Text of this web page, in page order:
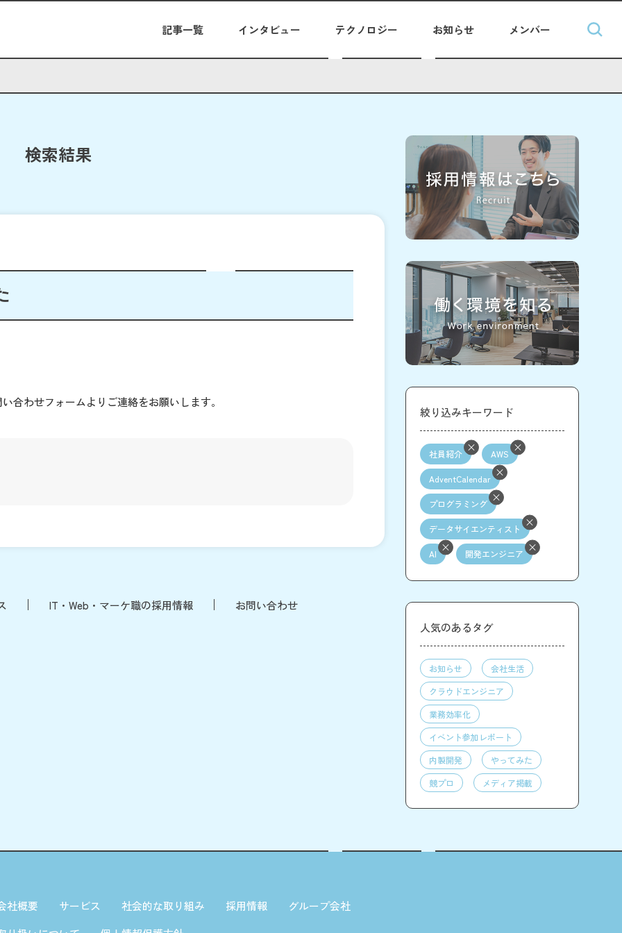
記事一覧 インタビュー テクノロジー お知らせ メンバー
検索結果
合わせフォームよりご連絡をお願いします。
IT・Web・マーケ職の採用情報 お問い合わせ
絞り込みキーワード
社員紹介 AWS
AdventCalendar
プログラミング
データサイエンティスト
AI 開発エンジニア
人気のあるタグ
お知らせ
会社生活
クラウドエンジニア
業務効率化
イベント参加レポート
内製開発
やってみた
競プロ
メディア掲載
社概要 サービス 社会的な取り組み 採用情報
グループ会社